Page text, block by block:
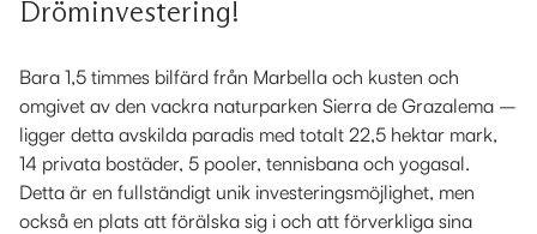
Dröminvestering!
Bara 1,5 timmes bilfärd från Marbella och kusten och
omgivet av den vackra naturparken Sierra de Grazalema –
ligger detta avskilda paradis med totalt 22,5 hektar mark,
14 privata bostäder, 5 pooler, tennisbana och yogasal.
Detta är en fullständigt unik investeringsmöjlighet, men
också en plats att förälska sig i och att förverkliga sina